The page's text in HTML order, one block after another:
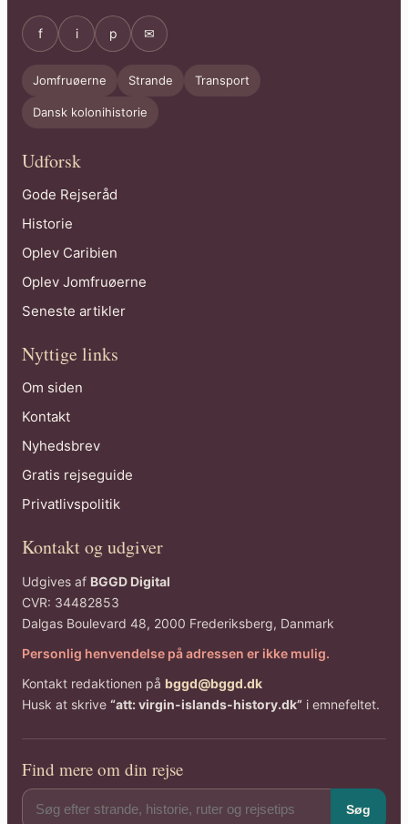
f i p ✉
Jomfruøerne Strande Transport
Dansk kolonihistorie
Udforsk
Gode Rejseråd
Historie
Oplev Caribien
Oplev Jomfruøerne
Seneste artikler
Nyttige links
Om siden
Kontakt
Nyhedsbrev
Gratis rejseguide
Privatlivspolitik
Kontakt og udgiver
Udgives af BGGD Digital
CVR: 34482853
Dalgas Boulevard 48, 2000 Frederiksberg, Danmark
Personlig henvendelse på adressen er ikke mulig.
Kontakt redaktionen på bggd@bggd.dk
Husk at skrive “att: virgin-islands-history.dk” i emnefeltet.
Find mere om din rejse
Søg